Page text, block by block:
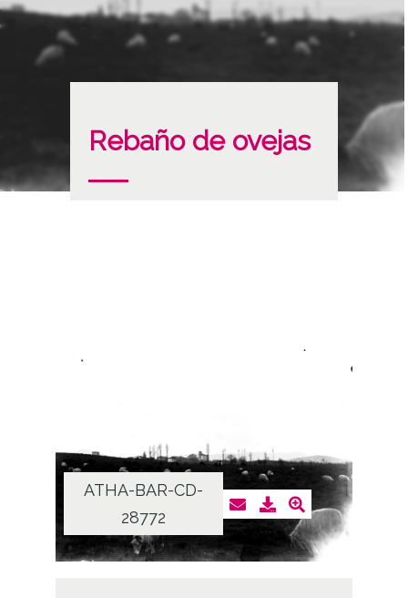
Rebaño de ovejas
ATHA-BAR-CD-
28772